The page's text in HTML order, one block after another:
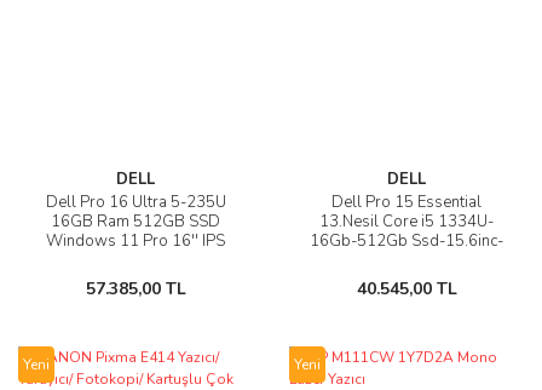
DELL
Dell Pro 16 Ultra 5-235U
16GB Ram 512GB SSD
Windows 11 Pro 16'' IPS
57.385,00 TL
DELL
Dell Pro 15 Essential
13.Nesil Core i5 1334U-
16Gb-512Gb Ssd-15.6inc-
40.545,00 TL
Yeni Yeni